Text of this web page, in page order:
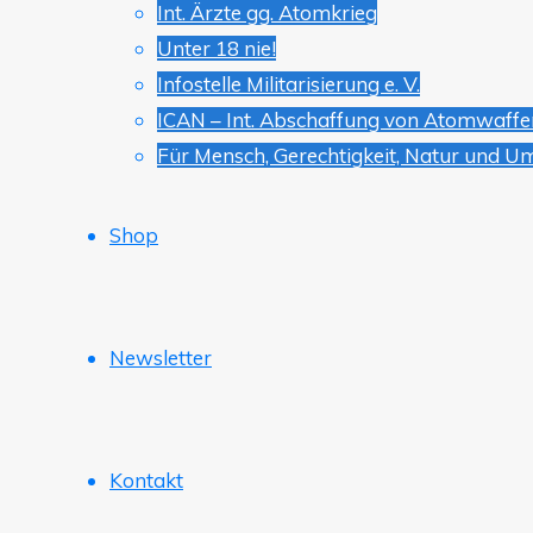
Int. Ärzte gg. Atomkrieg
Unter 18 nie!
Infostelle Militarisierung e. V.
ICAN – Int. Abschaffung von
Für Mensch, Gerechtigkeit, Natur und
Shop
Newsletter
Kontakt